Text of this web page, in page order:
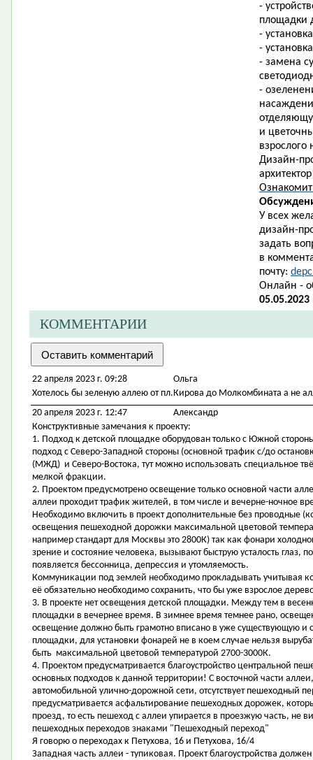
-
площадки
-
-
- замена
-
и
взрослого
Дизайн-
У всех
дизайн-
задать
в
почту:
Онлайн -
05.05.2023
КОММЕНТАРИИ
22 апреля 2023 г. 09:28
Ольга
Хотелось бы зеленую аллею от пл.Кирова до Молкомбината а не
20 апреля 2023 г. 12:47
Александр
Конструктивные замечания к проекту:
1. Подход к детской площадке оборудован только с Южной
подход с Северо-Западной стороны (основной трафик с/до
(МЖД) и Северо-Востока, тут можно использовать специальное
мелкой фракции.
2. Проектом предусмотрено освещение только основной части
аллеи проходит трафик жителей, в том числе и вечерне-ночное
Необходимо включить в проект дополнительные без проводные
освещения пешеходной дорожки максимальной цветовой
например стандарт для Москвы это 2800К) так как фонари
зрение и состояние человека, вызывают быструю усталость глаз,
появляется бессонница, депрессия и утомляемость.
Коммуникации под землей необходимо прокладывать учитывая
её обязательно необходимо сохранить, что бы уже взрослое
3. В проекте нет освещения детской площадки. Между тем в
площадки в вечернее время. В зимнее время темнее рано,
освещение должно быть грамотно вписано в уже существующую и
площадки, для установки фонарей не в коем случае нельзя
быть максимальной цветовой температурой 2700-3000К.
4. Проектом предусматривается благоустройство центральной
основных подходов к данной территории! С восточной части
автомобильной улично-дорожной сети, отсутствует пешеходный
предусматривается асфальтирование пешеходных дорожек,
проезд, то есть пешеход с аллеи упирается в проезжую часть, не
пешеходных переходов знаками "Пешеходный переход"
Я говорю о переходах к Петухова, 16 и Петухова, 16/4
Западная часть аллеи - тупиковая. Проект благоустройства